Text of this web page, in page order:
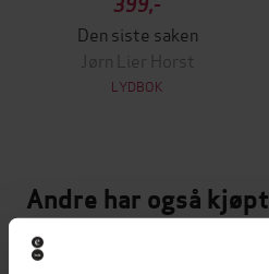
399,-
Den siste saken
Jørn Lier Horst
LYDBOK
Andre har også kjøpt